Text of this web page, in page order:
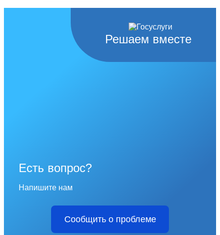
Решаем вместе
Есть вопрос?
Напишите нам
Сообщить о проблеме